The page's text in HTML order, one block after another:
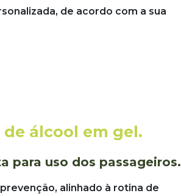
de acordo com a sua
de álcool em gel.
para uso dos passageiros.
alinhado à rotina de